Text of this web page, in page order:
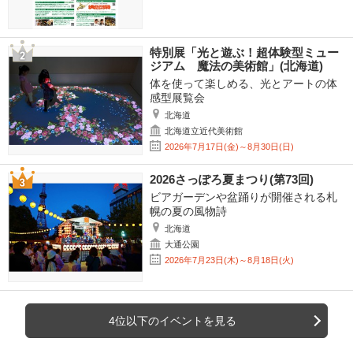
特別展「光と遊ぶ！超体験型ミュー
ジアム 魔法の美術館」(北海道)
体を使って楽しめる、光とアートの体
感型展覧会
北海道
北海道立近代美術館
2026年7月17日(金)～8月30日(日)
2026さっぽろ夏まつり(第73回)
ビアガーデンや盆踊りが開催される札
幌の夏の風物詩
北海道
大通公園
2026年7月23日(木)～8月18日(火)
4位以下のイベントを見る